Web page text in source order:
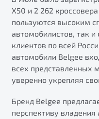
X50 и 2 262
пользуются высоким
автомобилистов, так
клиентов по всей
автомобили Belgee
всех
уверенно укрепляя
Бренд Belgee
перспективу